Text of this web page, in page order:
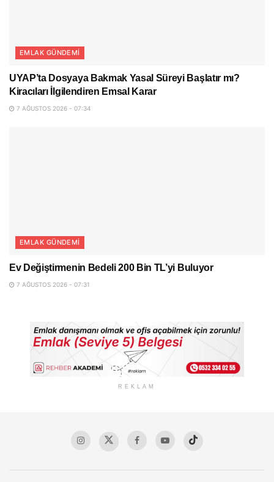
EMLAK GÜNDEMI
UYAP’ta Dosyaya Bakmak Yasal Süreyi Başlatır mı?
Kiracıları İlgilendiren Emsal Karar
7 AĞUSTOS 2026 - 07:34
EMLAK GÜNDEMI
Ev Değiştirmenin Bedeli 200 Bin TL’yi Buluyor
7 AĞUSTOS 2026 - 07:31
REKLAM